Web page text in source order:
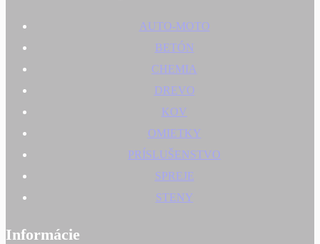
AUTO-MOTO
BETÓN
CHEMIA
DREVO
KOV
OMIETKY
PRÍSLUŠENSTVO
SPREJE
STENY
Informácie